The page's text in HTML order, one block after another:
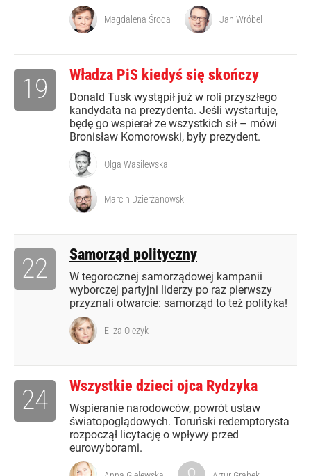
Magdalena Środa Jan Wróbel
Władza PiS kiedyś się skończy
Donald Tusk wystąpił już w roli przyszłego
kandydata na prezydenta. Jeśli wystartuje,
będę go wspierał ze wszystkich sił – mówi
Bronisław Komorowski, były prezydent.
19
Olga Wasilewska
Marcin Dzierżanowski
Samorząd polityczny
W tegorocznej samorządowej kampanii
wyborczej partyjni liderzy po raz pierwszy
przyznali otwarcie: samorząd to też polityka!
22
Eliza Olczyk
Wszystkie dzieci ojca Rydzyka
Wspieranie narodowców, powrót ustaw
światopoglądowych. Toruński redemptorysta
rozpoczął licytację o wpływy przed
eurowyborami.
24